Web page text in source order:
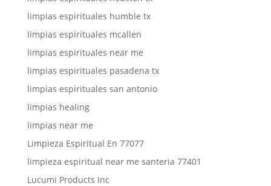
limpias espirituales humble tx
limpias espirituales mcallen
limpias espirituales near me
limpias espirituales pasadena tx
limpias espirituales san antonio
limpias healing
limpias near me
Limpieza Espiritual En 77077
limpieza espiritual near me santeria 77401
Lucumi Products Inc